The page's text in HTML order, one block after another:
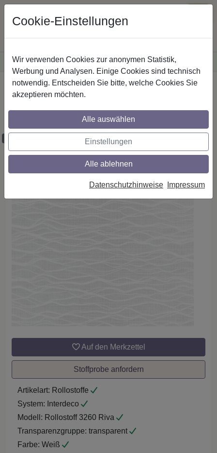
VersandkostenfreieLieferung innerhalb Deutschlands
Sichere Zahlung
Startseite Rollos Rollostoffe
Auf den Merkzettel
Stoffprobe anfordern
Artikelart: Rollostoffe
System: Interdeco
Modell: Rollostoff 3260 Riva
Transparenzgruppe: transparent
Farbe: Weiß
Cookie-Einstellungen
Wir verwenden Cookies zur anonymen Statistik,
Werbung und Analysen. Einige Cookies sind technisch
notwendig. Entscheiden Sie bitte, welche Cookies Sie
akzeptieren möchten.
Alle auswählen
Einstellungen
Alle ablehnen
Datenschutzhinweise Impressum